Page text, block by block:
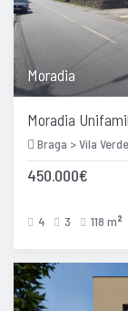
Moradia
Moradia
Braga > Vila
450.000€
4 3 118 m 2